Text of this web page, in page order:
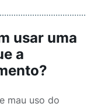
usar uma
a
mau uso do